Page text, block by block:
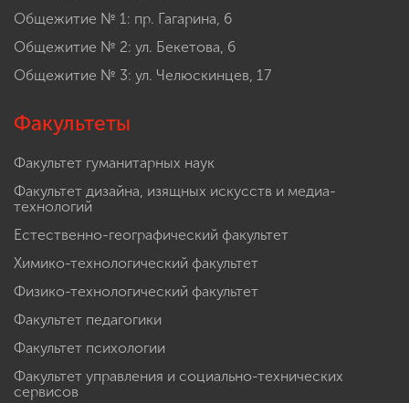
Общежитие № 1: пр. Гагарина, 6
Общежитие № 2: ул. Бекетова, 6
Общежитие № 3: ул. Челюскинцев, 17
Факультеты
Факультет гуманитарных наук
Факультет дизайна, изящных искусств и медиа-
технологий
Естественно-географический факультет
Химико-технологический факультет
Физико-технологический факультет
Факультет педагогики
Факультет психологии
Факультет управления и социально-технических
сервисов